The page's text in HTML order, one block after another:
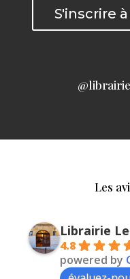
S'inscrire
Les
Librairie
4.8
powered by